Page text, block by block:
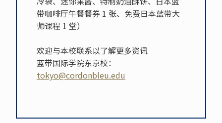
带咖啡厅午餐餐券 1 张、免费日本蓝带大
师课程 1 堂）
欢迎与本校联系以了解更多资讯
蓝带国际学院东京校：
tokyo@cordonbleu.edu